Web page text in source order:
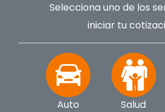
Selecciona uno de los
iniciar tu
Auto Salud